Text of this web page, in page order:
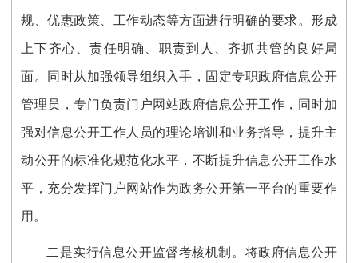
规、优惠政策、工作动态等方面进行明确的要求。形成
上下齐心、责任明确、职责到人、齐抓共管的良好局
面。同时从加强领导组织入手，固定专职政府信息公开
管理员，专门负责门户网站政府信息公开工作，同时加
强对信息公开工作人员的理论培训和业务指导，提升主
动公开的标准化规范化水平，不断提升信息公开工作水
平，充分发挥门户网站作为政务公开第一平台的重要作
用。
二是实行信息公开监督考核机制 。 将政府信息公开